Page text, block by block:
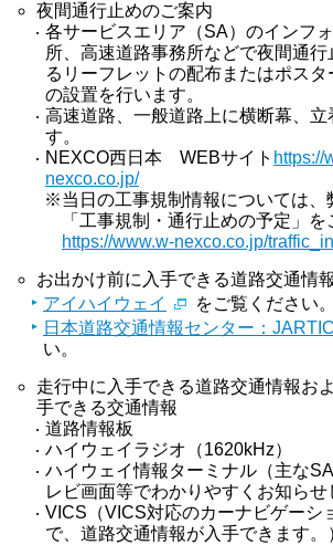
夜間通行止めのご案内
各サービスエリア（SA）のインフ
所、高速道路事務所などで夜間通
るリーフレットの配布またはポスタ
の設置を行います。
高速道路、一般道路上に横断幕、立
す。
NEXCO西日本 WEBサイト https://
nexco.co.jp/
※当日の工事規制情報については、
「工事規制・通行止めの予定」を
https://www.w-nexco.co.jp/
お出かけ前に入手できる道路交通情報
アイハイウェイ
をご覧ください。
日本道路交通情報センター：JARTIC
い。
走行中に入手できる道路交通情報お
手できる交通情報
道路情報板
ハイウェイラジオ（1620kHz）
ハイウェイ情報ターミナル（主な
レビ画面等でわかりやすくお知らせ
VICS（VICS対応のカーナビゲーシ
で、道路交通情報が入手できます。